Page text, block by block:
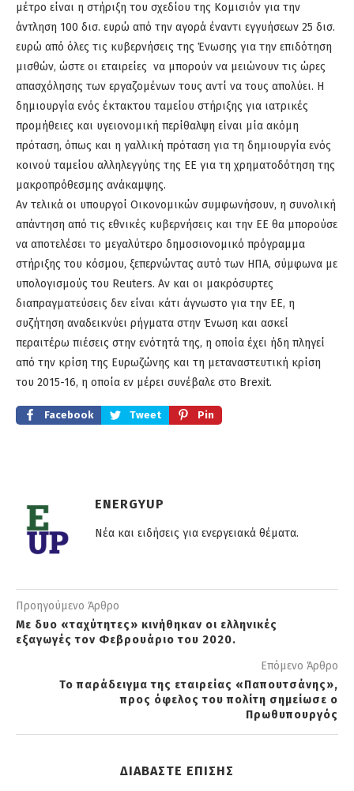
μέτρο είναι η στήριξη του σχεδίου της Κομισιόν για την
άντληση 100 δισ. ευρώ από την αγορά έναντι εγγυήσεων 25 δισ.
ευρώ από όλες τις κυβερνήσεις της Ένωσης για την επιδότηση
μισθών, ώστε οι εταιρείες να μπορούν να μειώνουν τις ώρες
απασχόλησης των εργαζομένων τους αντί να τους απολύει. Η
δημιουργία ενός έκτακτου ταμείου στήριξης για ιατρικές
προμήθειες και υγειονομική περίθαλψη είναι μία ακόμη
πρόταση, όπως και η γαλλική πρόταση για τη δημιουργία ενός
κοινού ταμείου αλληλεγγύης της ΕΕ για τη χρηματοδότηση της
μακροπρόθεσμης ανάκαμψης.
Αν τελικά οι υπουργοί Οικονομικών συμφωνήσουν, η συνολική
απάντηση από τις εθνικές κυβερνήσεις και την ΕΕ θα μπορούσε
να αποτελέσει το μεγαλύτερο δημοσιονομικό πρόγραμμα
στήριξης του κόσμου, ξεπερνώντας αυτό των ΗΠΑ, σύμφωνα με
υπολογισμούς του Reuters. Αν και οι μακρόσυρτες
διαπραγματεύσεις δεν είναι κάτι άγνωστο για την ΕΕ, η
συζήτηση αναδεικνύει ρήγματα στην Ένωση και ασκεί
περαιτέρω πιέσεις στην ενότητά της, η οποία έχει ήδη πληγεί
από την κρίση της Ευρωζώνης και τη μεταναστευτική κρίση
του 2015-16, η οποία εν μέρει συνέβαλε στο Brexit.
Facebook Tweet Pin
ENERGYUP
Νέα και ειδήσεις για ενεργειακά θέματα.
Προηγούμενο Άρθρο
Με δυο «ταχύτητες» κινήθηκαν οι ελληνικές
εξαγωγές τον Φεβρουάριο του 2020.
Επόμενο Άρθρο
Το παράδειγμα της εταιρείας «Παπουτσάνης»,
προς όφελος του πολίτη σημείωσε ο
Πρωθυπουργός
ΔΙΑΒΑΣΤΕ ΕΠΙΣΗΣ